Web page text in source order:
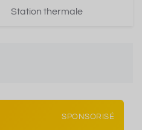
Station thermale
SPONSORISÉ